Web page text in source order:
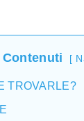
TROVARLE?